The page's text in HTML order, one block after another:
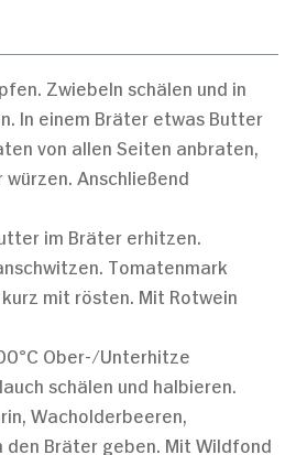
Zwiebeln schälen und in
In einem Bräter etwas Butter
von allen Seiten anbraten,
Anschließend
im Bräter erhitzen.
Tomatenmark
mit rösten. Mit Rotwein
Ober-/Unterhitze
schälen und halbieren.
Wacholderbeeren,
den Bräter geben. Mit Wildfond